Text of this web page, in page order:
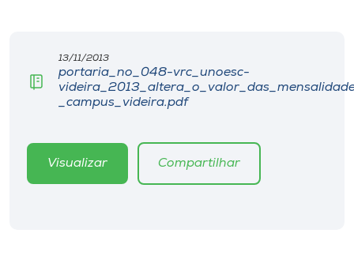
Editora
Rádio
Museu
13/11/2013
portaria_no_048-vrc_unoesc-
_campus_videira.pdf
Visualizar Compartilhar